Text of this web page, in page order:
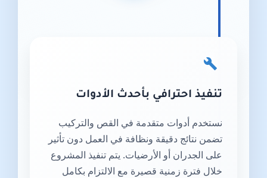
تنفيذ احترافي بأحدث الأدوات
نستخدم أدوات متقدمة في القص والتركيب
تضمن نتائج دقيقة ونظافة في العمل دون تأثير
على الجدران أو الأرضيات. يتم تنفيذ المشروع
خلال فترة زمنية قصيرة مع الالتزام بكامل